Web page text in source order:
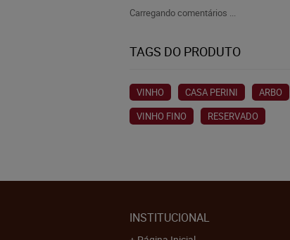
Carregando comentários ...
TAGS DO PRODUTO
VINHO CASA PERINI ARBO
VINHO FINO
RESERVADO
INSTITUCIONAL